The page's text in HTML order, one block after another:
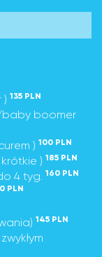
) 135 PLN
baby boomer
) 100 PLN
) 185 PLN
4 tyg. 160 PLN
PLN
145 PLN